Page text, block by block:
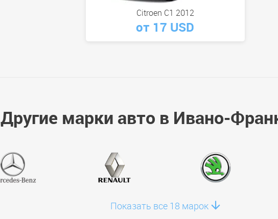
Citroen C1 2012
от 17 USD
Другие марки авто в Ивано-
Показать все 18 марок